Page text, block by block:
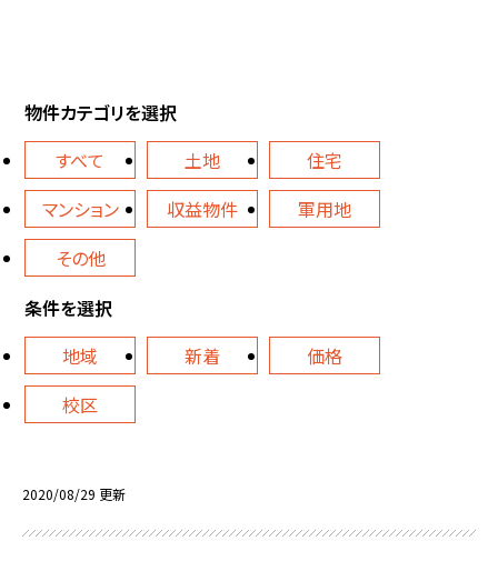
物件カテゴリを選択
すべて
土地
住宅
マンション
収益物件
軍用地
その他
条件を選択
地域
新着
価格
校区
2020/08/29 更新